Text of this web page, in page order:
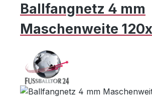
Ballfangnetz 4 mm
Maschenweite
Bildergalerie überspringen